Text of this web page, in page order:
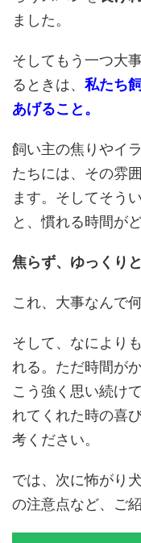
ました。
そしてもう一つ大
るときは、 私たち
あげること。
飼い主の焦りやイ
たちには、その雰
ます。そしてそう
と、慣れる時間が
焦らず、ゆっくり
これ、大事なんで
そして、なにより
れる。ただ時間が
こう強く思い続け
れてくれた時の喜
考ください。
では、次に怖がり
の注意点など、ご